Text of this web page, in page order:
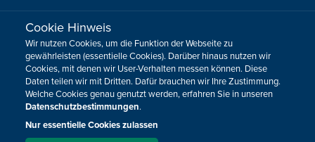
Sie haben noch Fragen oder Anmerkungen?
KONTAKTIEREN SIE UNS!
Impressum Datenschutz Kontakt
Barrierefreiheit
Cookie-Zustimmung anpassen
Design, Konzept & Programmierung:
Cookie Hinweis
Wir nutzen Cookies, um die Funktion der Webseite zu
gewährleisten (essentielle Cookies). Darüber hinaus nutzen wir
Cookies, mit denen wir User-Verhalten messen können. Diese
Daten teilen wir mit Dritten. Dafür brauchen wir Ihre Zustimmung.
Welche Cookies genau genutzt werden, erfahren Sie in unseren
Datenschutzbestimmungen.
Nur essentielle Cookies zulassen